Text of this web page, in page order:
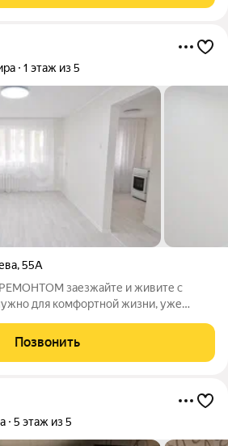
1 этаж из 5
,55А
и живите с
для комфортной жизни, уже
Позвонить
5 этаж из 5